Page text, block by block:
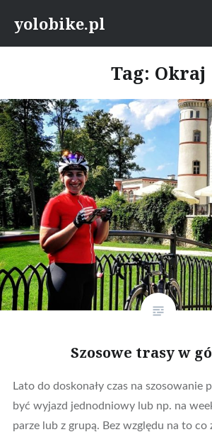
yolobike.pl
Tag: Okraj
Szosowe trasy w
Lato do doskonały czas na szosowanie
być wyjazd jednodniowy lub np. na
parze lub z grupą. Bez względu na to co